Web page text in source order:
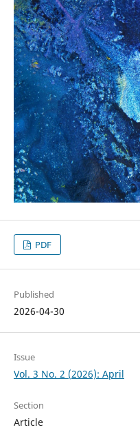
PDF
Published
2026-04-30
Issue
Vol. 3 No. 2 (2026): April
Section
Article